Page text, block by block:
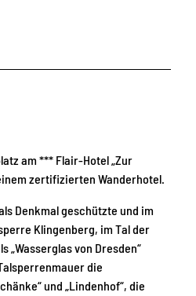
am *** Flair-Hotel „Zur
zertifizierten Wanderhotel.
Denkmal geschützte und im
Klingenberg, im Tal der
„Wasserglas von Dresden“
die
und „Lindenhof“, die